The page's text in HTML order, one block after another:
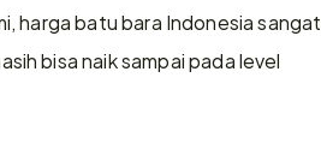
harga batu bara Indonesia sangat
bisa naik sampai pada level